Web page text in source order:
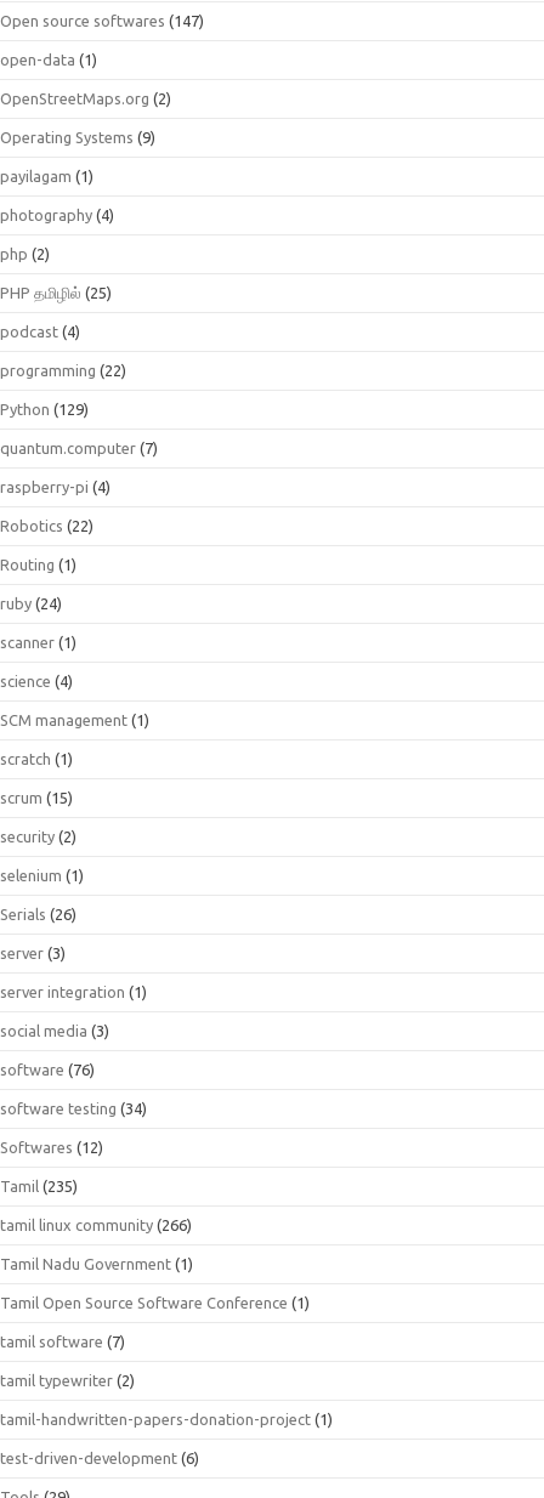
Open source softwares (147)
open-data (1)
OpenStreetMaps.org (2)
Operating Systems (9)
payilagam (1)
photography (4)
php (2)
PHP தமிழில் (25)
podcast (4)
programming (22)
Python (129)
quantum.computer (7)
raspberry-pi (4)
Robotics (22)
Routing (1)
ruby (24)
scanner (1)
science (4)
SCM management (1)
scratch (1)
scrum (15)
security (2)
selenium (1)
Serials (26)
server (3)
server integration (1)
social media (3)
software (76)
software testing (34)
Softwares (12)
Tamil (235)
tamil linux community (266)
Tamil Nadu Government (1)
Tamil Open Source Software Conference (1)
tamil software (7)
tamil typewriter (2)
tamil-handwritten-papers-donation-project (1)
test-driven-development (6)